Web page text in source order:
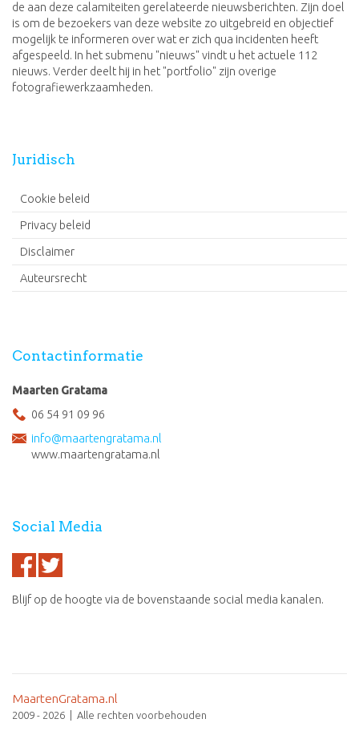
de aan deze calamiteiten gerelateerde nieuwsberichten. Zijn doel
is om de bezoekers van deze website zo uitgebreid en objectief
mogelijk te informeren over wat er zich qua incidenten heeft
afgespeeld. In het submenu "nieuws" vindt u het actuele 112
nieuws. Verder deelt hij in het "portfolio" zijn overige
fotografiewerkzaamheden.
Juridisch
Cookie beleid
Privacy beleid
Disclaimer
Auteursrecht
Contactinformatie
Maarten Gratama
06 54 91 09 96
info@maartengratama.nl
www.maartengratama.nl
Social Media
Blijf op de hoogte via de bovenstaande social media kanalen.
MaartenGratama.nl
2009 - 2026 | Alle rechten voorbehouden